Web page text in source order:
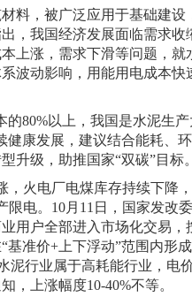
料，被广泛应用于基础建设
，我国经济发展面临需求
上涨，需求下滑等问题，就
波动影响，用能用电成本快
80%以上，我国是水泥生
康发展，建议结合能耗、
升级，助推国家“双碳”目标。
，火电厂电煤库存持续下降
电。10月11日，国家发改
用户全部进入市场化交易，
准价+上下浮动”范围内形
泥行业属于高耗能行业，电
，上涨幅度10-40%不等。